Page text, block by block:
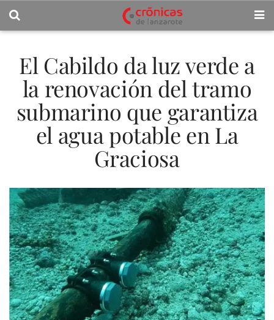
El Cabildo da luz verde a
la renovación del tramo
submarino que garantiza
el agua potable en La
Graciosa